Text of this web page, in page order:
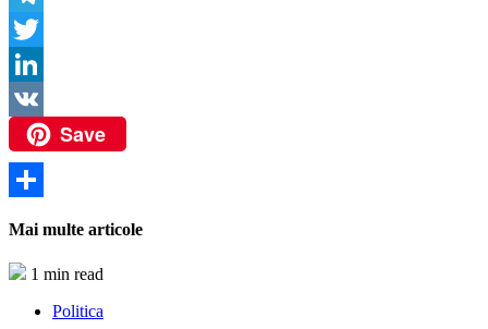
Link
Telegram
Twitter
LinkedIn
VK
Save
Mai multe articole
1 min read
Politica